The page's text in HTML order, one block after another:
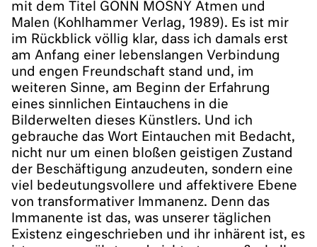
mit dem Titel GONN MOSNY Atmen und
Malen (Kohlhammer Verlag, 1989). Es ist mir
im Rückblick völlig klar, dass ich damals erst
am Anfang einer lebenslangen Verbindung
und engen Freundschaft stand und, im
weiteren Sinne, am Beginn der Erfahrung
eines sinnlichen Eintauchens in die
Bilderwelten dieses Künstlers. Und ich
gebrauche das Wort Eintauchen mit Bedacht,
nicht nur um einen bloßen geistigen Zustand
der Beschäftigung anzudeuten, sondern eine
viel bedeutungsvollere und affektivere Ebene
von transformativer Immanenz. Denn das
Immanente ist das, was unserer täglichen
Existenz eingeschrieben und ihr inhärent ist, es